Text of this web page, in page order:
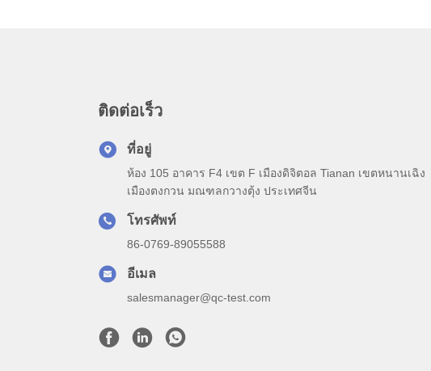
ติดต่อเร็ว
ที่อยู่
ห้อง 105 อาคาร F4 เขต F เมืองดิจิตอล Tianan เขตหนานเฉิง
เมืองตงกวน มณฑลกวางตุ้ง ประเทศจีน
โทรศัพท์
86-0769-89055588
อีเมล
salesmanager@qc-test.com